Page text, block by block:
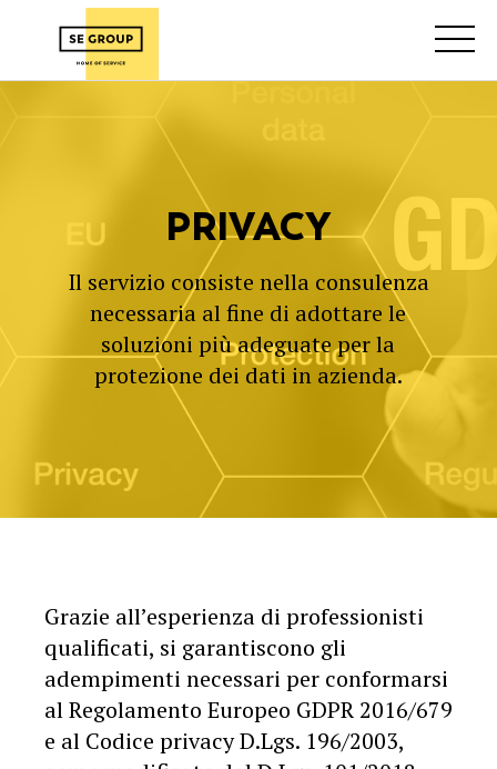
PRIVACY
Il servizio consiste nella consulenza
necessaria al fine di adottare le
soluzioni più adeguate per la
protezione dei dati in azienda.
Grazie all’esperienza di professionisti
qualificati, si garantiscono gli
adempimenti necessari per conformarsi
al Regolamento Europeo GDPR 2016/679
e al Codice privacy D.Lgs. 196/2003,